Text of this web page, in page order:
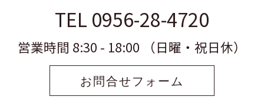
TEL 0956-28-4720
営業時間 8:30 - 18:00 （日曜・祝日休）
お問合せフォーム